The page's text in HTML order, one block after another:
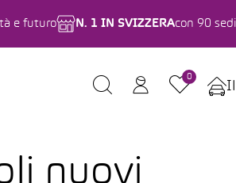
e futuro N. 1 IN SVIZZERAcon 90 sedi
0
nuovi